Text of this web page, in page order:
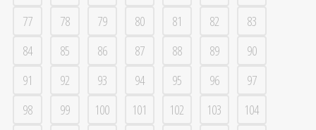
77
78 79 80 81 82
83
84
85 86 87 88 89
90
91
92 93 94 95 96
97
98
99 100 101 102 103
104